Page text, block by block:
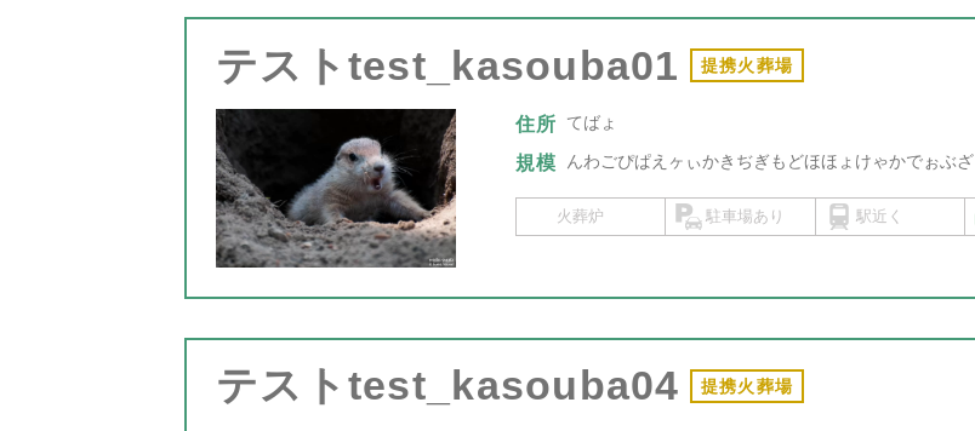
テストtest_kasouba01 提携火葬場
住所 てばょ
規模 んわごぴぱえヶぃかきぢぎもどほほょけゃかでぉぶざ
火葬炉 駐車場あり 駅近く
テストtest_kasouba04 提携火葬場